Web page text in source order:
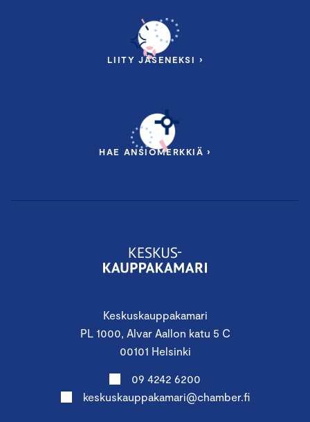
Keskuskauppakamari
PL 1000, Alvar Aallon katu 5 C
00101 Helsinki
09 4242 6200
keskuskauppakamari@chamber.fi
LIITY JÄSENEKSI ›
HAE ANSIOMERKKIÄ ›